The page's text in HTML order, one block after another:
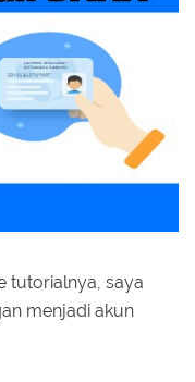
tutorialnya, saya
menjadi akun